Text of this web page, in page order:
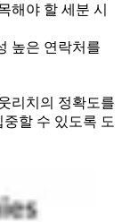
해야 할 세분 시
높은 연락처를
리치의 정확도를
할 수 있도록 도